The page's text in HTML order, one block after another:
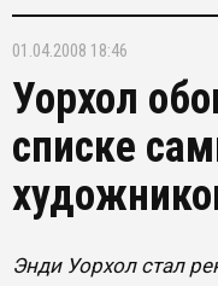
01.04.2008 18:46
Уорхол
списке
Энди Уорхол стал